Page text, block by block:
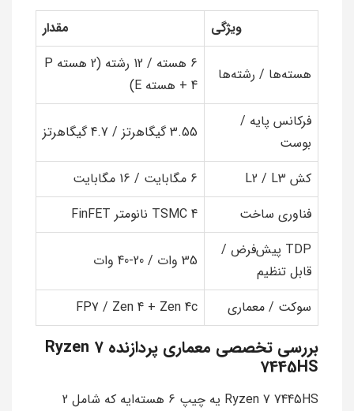
ویژگی مقدار
هسته‌ها / رشته‌ها
6 هسته / 12 رشته (2 هسته P
+ 4 هسته E)
فرکانس پایه /
بوست
3.55 گیگاهرتز / 4.7 گیگاهرتز
کش L2 / L3
6 مگابایت / 16 مگابایت
فناوری ساخت
TSMC 4 نانومتر FinFET
TDP پیش‌فرض /
قابل تنظیم
35 وات / 20-40 وات
سوکت / معماری FP7 / Zen 4 + Zen 4c
بررسی تخصصی معماری پردازنده Ryzen 7
7445HS
Ryzen 7 7445HS یه چیپ 6 هسته‌ایه که شامل 2